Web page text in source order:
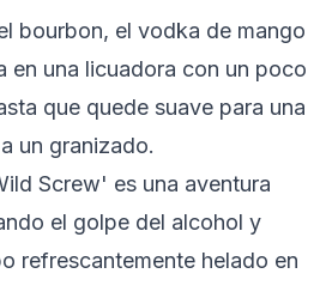
bourbon, el vodka de mango
en una licuadora con un poco
que quede suave para una
un granizado.
Screw' es una aventura
el golpe del alcohol y
refrescantemente helado en